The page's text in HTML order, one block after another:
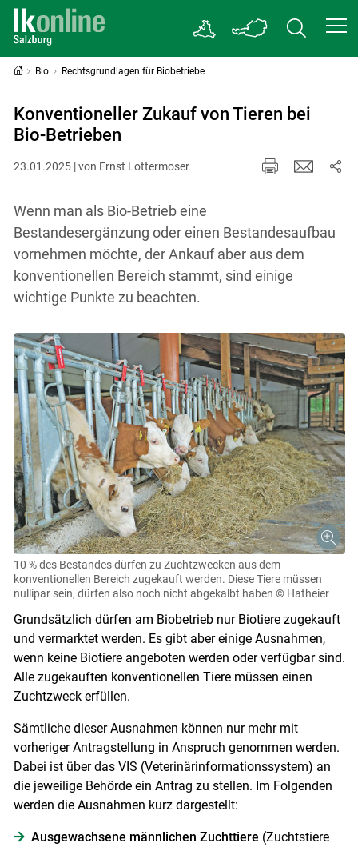
Bio Rechtsgrundlagen für Biobetriebe
Konventioneller Zukauf von Tieren bei
Bio-Betrieben
23.01.2025 | von Ernst Lottermoser
Wenn man als Bio-Betrieb eine
Bestandesergänzung oder einen Bestandesaufbau
vornehmen möchte, der Ankauf aber aus dem
konventionellen Bereich stammt, sind einige
wichtige Punkte zu beachten.
10 % des Bestandes dürfen zu Zuchtzwecken aus dem
konventionellen Bereich zugekauft werden. Diese Tiere müssen
nullipar sein, dürfen also noch nicht abgekalbt haben © Hatheier
Grundsätzlich dürfen am Biobetrieb nur Biotiere zugekauft
und vermarktet werden. Es gibt aber einige Ausnahmen,
wenn keine Biotiere angeboten werden oder verfügbar sind.
Alle zugekauften konventionellen Tiere müssen einen
Zuchtzweck erfüllen.
Sämtliche dieser Ausnahmen können nur mehr mit
vorheriger Antragstellung in Anspruch genommen werden.
Dabei ist über das VIS (Veterinärinformationssystem) an
die jeweilige Behörde ein Antrag zu stellen. Im Folgenden
werden die Ausnahmen kurz dargestellt:
Ausgewachsene männlichen Zuchttiere (Zuchtstiere